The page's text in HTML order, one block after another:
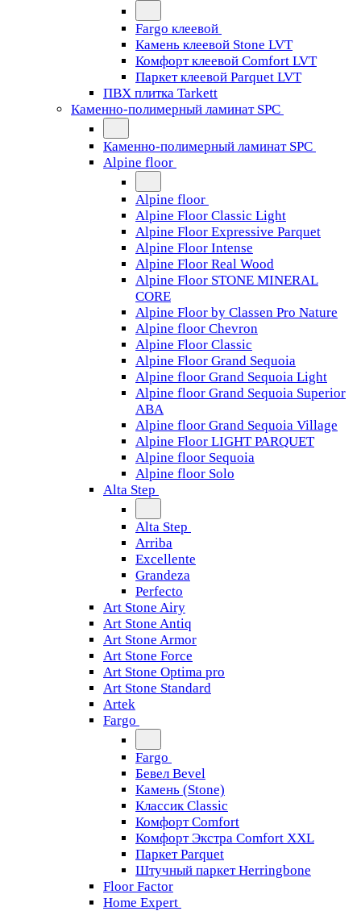
Fargo клеевой
Камень клеевой Stone LVT
Комфорт клеевой Comfort LVT
Паркет клеевой Parquet LVT
ПВХ плитка Tarkett
Каменно-полимерный ламинат SPC
Каменно-полимерный ламинат SPC
Alpine floor
Alpine floor
Alpine Floor Classic Light
Alpine Floor Expressive Parquet
Alpine Floor Intense
Alpine Floor Real Wood
Alpine Floor STONE MINERAL
CORE
Alpine Floor by Classen Pro Nature
Alpine floor Chevron
Alpine Floor Classic
Alpine Floor Grand Sequoia
Alpine floor Grand Sequoia Light
Alpine floor Grand Sequoia Superior
ABA
Alpine floor Grand Sequoia Village
Alpine Floor LIGHT PARQUET
Alpine floor Sequoia
Alpine floor Solo
Alta Step
Alta Step
Arriba
Excellente
Grandeza
Perfecto
Art Stone Airy
Art Stone Antiq
Art Stone Armor
Art Stone Force
Art Stone Optima pro
Art Stone Standard
Artek
Fargo
Fargo
Бевел Bevel
Камень (Stone)
Классик Classic
Комфорт Comfort
Комфорт Экстра Comfort XXL
Паркет Parquet
Штучный паркет Herringbone
Floor Factor
Home Expert